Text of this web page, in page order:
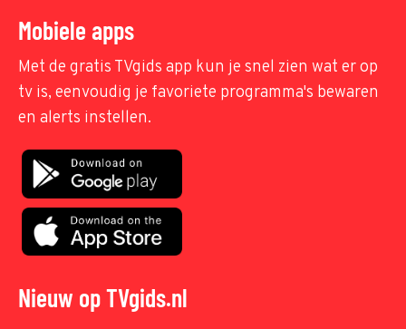
Mobiele apps
Met de gratis TVgids app kun je snel zien wat er op
tv is, eenvoudig je favoriete programma's bewaren
en alerts instellen.
Nieuw op TVgids.nl